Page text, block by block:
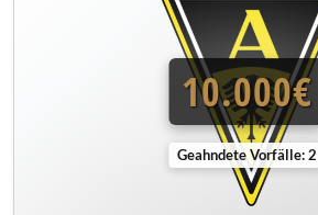
10.000€
Geahndete Vorfälle: 2